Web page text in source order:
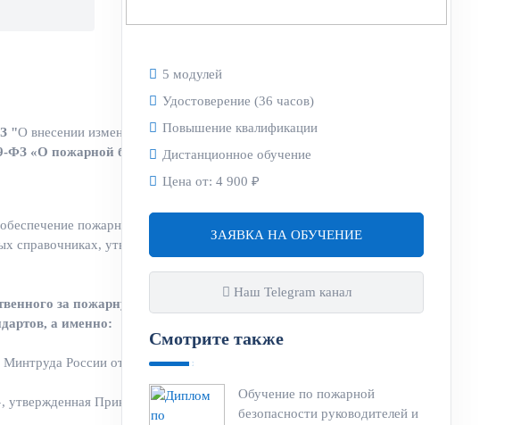
5 модулей
Удостоверение (36 часов)
Повышение квалификации
Дистанционное обучение
Цена от: 4 900 ₽
ЗАЯВКА НА ОБУЧЕНИЕ
Наш Telegram канал
Смотрите также
Обучение по пожарной
безопасности руководителей и
"О внесении изменений в отдельные законодательные акты
ФЗ «О пожарной безопасности»:
пожарной безопасности таких здания или
справочниках, утверждаемых в порядке, устанавливаемом
за пожарную безопасность только лицо,
а именно:
России от 11.10.2021 № 696н;
утвержденная Приказом МЧС России от 05.09.2021 № 596.